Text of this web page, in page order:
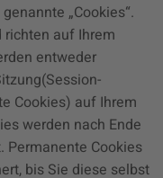
„Cookies“.
auf Ihrem
entweder
Cookies) auf Ihrem
werden nach Ende
Permanente Cookies
bis Sie diese selbst